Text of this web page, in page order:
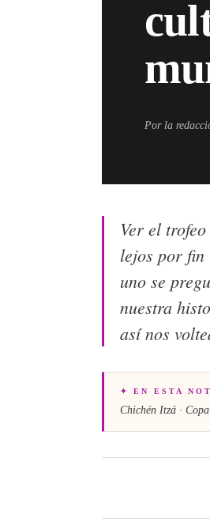
Por la
Ver el
lejos por fin
uno se
nuestra
así nos
✦ EN ESTA
Chichén Itzá ·